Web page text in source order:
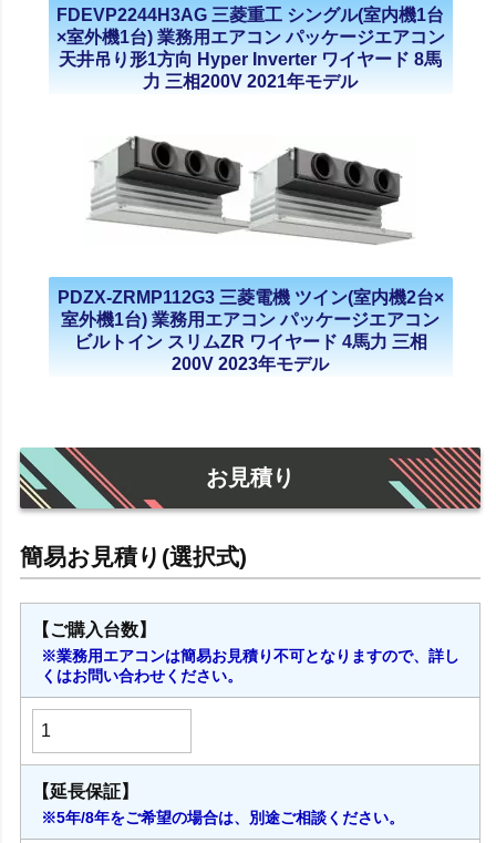
FDEVP2244H3AG 三菱重工 シングル(室内機1台
×室外機1台) 業務用エアコン パッケージエアコン
天井吊り形1方向 Hyper Inverter ワイヤード 8馬
力 三相200V 2021年モデル
PDZX-ZRMP112G3 三菱電機 ツイン(室内機2台×
室外機1台) 業務用エアコン パッケージエアコン
ビルトイン スリムZR ワイヤード 4馬力 三相
200V 2023年モデル
お見積り
【ご購入台数】
※業務用エアコンは簡易お見積り不可となりますので、詳し
くはお問い合わせください。
【延長保証】
※5年/8年をご希望の場合は、別途ご相談ください。